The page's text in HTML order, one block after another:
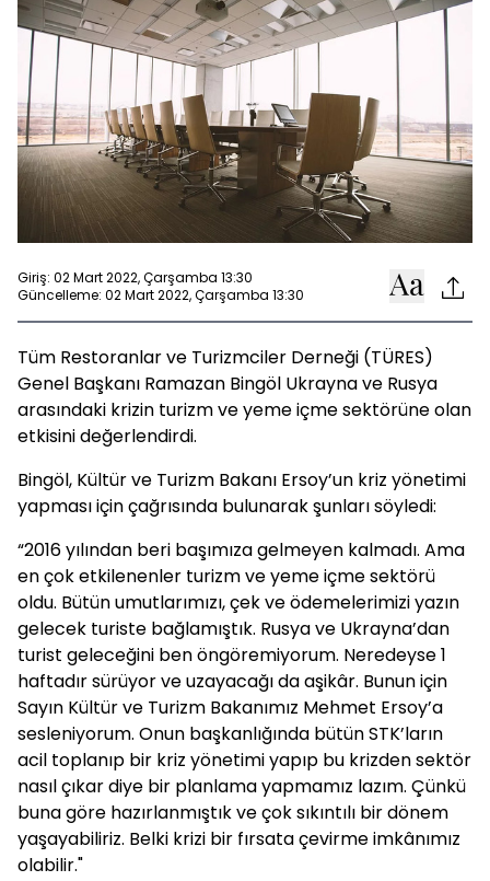
Giriş: 02 Mart 2022, Çarşamba 13:30
Güncelleme: 02 Mart 2022, Çarşamba 13:30
Tüm Restoranlar ve Turizmciler Derneği (TÜRES)
Genel Başkanı Ramazan Bingöl Ukrayna ve Rusya
arasındaki krizin turizm ve yeme içme sektörüne olan
etkisini değerlendirdi.
Bingöl, Kültür ve Turizm Bakanı Ersoy’un kriz yönetimi
yapması için çağrısında bulunarak şunları söyledi:
“2016 yılından beri başımıza gelmeyen kalmadı. Ama
en çok etkilenenler turizm ve yeme içme sektörü
oldu. Bütün umutlarımızı, çek ve ödemelerimizi yazın
gelecek turiste bağlamıştık. Rusya ve Ukrayna’dan
turist geleceğini ben öngöremiyorum. Neredeyse 1
haftadır sürüyor ve uzayacağı da aşikâr. Bunun için
Sayın Kültür ve Turizm Bakanımız Mehmet Ersoy’a
sesleniyorum. Onun başkanlığında bütün STK’ların
acil toplanıp bir kriz yönetimi yapıp bu krizden sektör
nasıl çıkar diye bir planlama yapmamız lazım. Çünkü
buna göre hazırlanmıştık ve çok sıkıntılı bir dönem
yaşayabiliriz. Belki krizi bir fırsata çevirme imkânımız
olabilir."